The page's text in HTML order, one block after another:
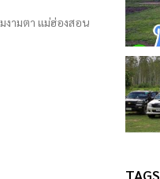
งามตา แม่ฮ่องสอน
TAGS